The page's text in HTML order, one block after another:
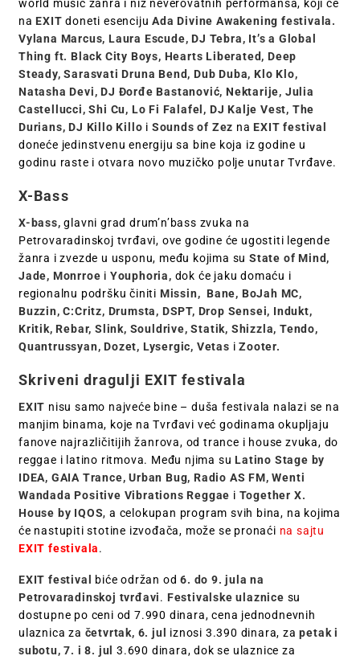
world music žanra i niz neverovatnih performansa, koji će
na EXITdoneti esencijuAda Divine Awakening festivala.
Vylana Marcus, Laura Escude, DJ Tebra, It’s a Global
Thing ft. Black City Boys, Hearts Liberated, Deep
Steady, Sarasvati Druna Bend, Dub Duba, Klo Klo,
Natasha Devi, DJ Đorđe Bastanović, Nektarije, Julia
Castellucci, Shi Cu, Lo Fi Falafel, DJ Kalje Vest, The
Durians, DJ Killo Killo i Sounds of Zez na EXIT festival
doneće jedinstvenu energiju sa bine koja iz godine u
godinu raste i otvara novo muzičko polje unutar Tvrđave.
X-Bass
X-bass,glavni grad drum’n’bass zvuka na
Petrovaradinskoj tvrđavi, ove godine će ugostiti legende
žanra i zvezde u usponu, među kojima suState of Mind,
Jade, Monrroe i Youphoria, dok će jaku domaću i
regionalnu podršku činiti Missin, Bane, BoJah MC,
Buzzin, C:Critz, Drumsta, DSPT, Drop Sensei, Indukt,
Kritik, Rebar, Slink, Souldrive, Statik, Shizzla, Tendo,
Quantrussyan, Dozet, Lysergic, Vetas iZooter.
Skriveni dragulji EXIT festivala
EXIT nisu samo najveće bine – duša festivala nalazi se na
manjim binama, koje na Tvrđavi već godinama okupljaju
fanove najrazličitijih žanrova, od trance i house zvuka, do
reggae i latino ritmova. Među njima su Latino Stage by
IDEA, GAIA Trance, Urban Bug, Radio AS FM, Wenti
Wandada Positive Vibrations Reggae i Together X.
House by IQOS, a celokupan program svih bina, na kojima
će nastupiti stotine izvođača, može se pronaći na sajtu
EXIT festivala.
EXIT festival biće održan od6. do 9. jula na
Petrovaradinskoj tvrđavi. Festivalske ulaznice su
dostupne po ceni od 7.990 dinara, cena jednodnevnih
ulaznica za četvrtak, 6. jul iznosi 3.390 dinara, zapetak i
subotu, 7. i 8. jul3.690 dinara, dok se ulaznice za